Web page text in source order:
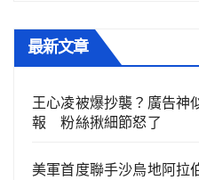
最新文章
王心凌被爆抄襲？廣告神
報 粉絲揪細節怒了
美軍首度聯手沙烏地阿拉